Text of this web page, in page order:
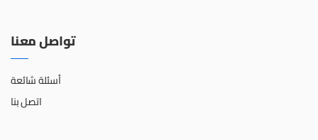
تواصل معنا
أسئلة شائعة
اتصل بنا